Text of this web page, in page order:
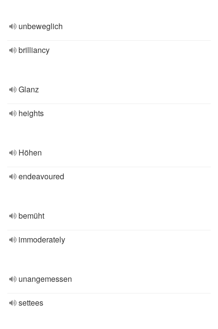
unbeweglich
brilliancy
Glanz
heights
Höhen
endeavoured
bemüht
immoderately
unangemessen
settees